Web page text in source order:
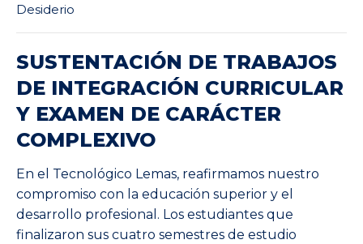
Desiderio
SUSTENTACIÓN DE TRABAJOS
DE INTEGRACIÓN CURRICULAR
Y EXAMEN DE CARÁCTER
COMPLEXIVO
En el Tecnológico Lemas, reafirmamos nuestro
compromiso con la educación superior y el
desarrollo profesional. Los estudiantes que
finalizaron sus cuatro semestres de estudio